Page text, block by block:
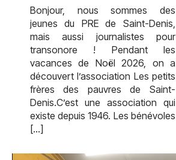
Bonjour, nous sommes des
jeunes du PRE de Saint-Denis,
mais aussi journalistes pour
transonore ! Pendant les
vacances de Noël 2026, on a
découvert l’association Les petits
frères des pauvres de Saint-
Denis.C’est une association qui
existe depuis 1946. Les bénévoles
[…]